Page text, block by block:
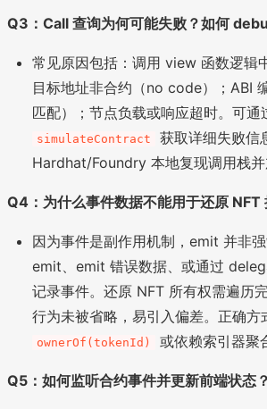
Q3：Call 查询为何可能失败？如何
常见原因包括：调用 view 函数逻辑
目标地址非合约（no code）；ABI
匹配）；节点负载或响应超时。可通
simulateContract
获取详细失败信
Hardhat/Foundry 本地复现调用栈并
Q4：为什么事件数据不能用于还原 NFT
因为事件是副作用机制，emit 并非
emit、emit 错误数据、或通过
记录事件。还原 NFT 所有权需遍历
行为未被省略，易引入偏差。正确方
ownerOf(tokenId) 或依赖索引器聚
Q5：如何监听合约事件并更新前端状态？